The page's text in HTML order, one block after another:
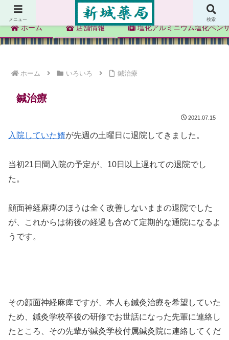
新城薬局
ホーム 店舗情報 塩化アルミニウム塩化ベン
ホーム いろいろ 鍼治療
鍼治療
2021.07.15
入院していた婿が先週の土曜日に退院してきました。
当初21日間入院の予定が、10日以上遅れての退院でし
た。
顔面神経麻痺のほうは全く改善しないままの退院でした
が、これからは術後の経過も含めて定期的な通院になるよ
うです。
その顔面神経麻痺ですが、本人も鍼灸治療を希望していた
ため、鍼灸学校卒後の研修でお世話になった先輩に連絡し
たところ、その先輩が鍼灸学校付属鍼灸院に連絡してくだ
メニュー 検索